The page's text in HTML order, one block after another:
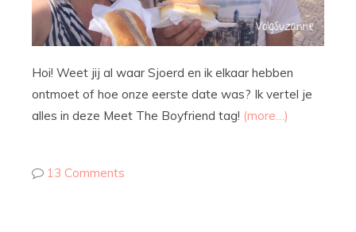
Hoi! Weet jij al waar Sjoerd en ik elkaar hebben
ontmoet of hoe onze eerste date was? Ik vertel je
alles in deze Meet The Boyfriend tag! (more…)
13 Comments